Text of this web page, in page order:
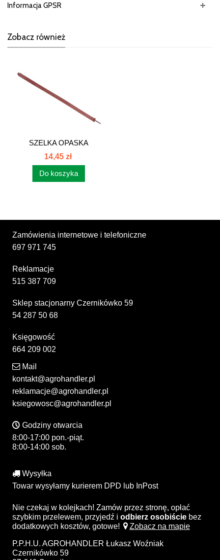
Informacja GPSR
Zobacz również
SZELKA OPASKA
ZBIORNIKA PALIWA...
14,45 zł
Do koszyka
Zamówienia internetowe i telefoniczne
697 971 745
Reklamacje
515 387 709
Sklep stacjonarny Czernikówko 59
54 287 50 68
Księgowość
664 209 002
Mail
kontakt@agrohandler.pl
reklamacje@agrohandler.pl
ksiegowosc@agrohandler.pl
Godziny otwarcia
8:00-17:00 pon.-piąt.
8:00-14:00 sob.
Wysyłka
Towar wysyłamy kurierem DPD lub InPost
Nie czekaj w kolejkach! Zamów przez stronę, opłać
szybkim przelewem, przyjedź i odbierz osobiście bez
dodatkowych kosztów, gotowe!
Zobacz na mapie
P.P.H.U. AGROHANDLER Łukasz Woźniak
Czernikówko 59